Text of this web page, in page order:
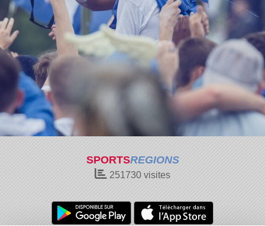
SPORTSREGIONS
251730 visites